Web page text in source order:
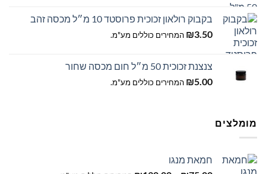
בקבוק רולאון זכוכית פרוסטד 10 מ״ל מכסה זהב
₪3.50 המחירים כוללים מע"מ.
צנצנת זכוכית 50 מ״ל חום מכסה שחור
₪5.00 המחירים כוללים מע"מ.
מומלצים
חמאת מנגו